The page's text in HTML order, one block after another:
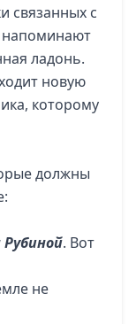
связанных с
напоминают
ладонь.
новую
которому
должны
. Вот
не